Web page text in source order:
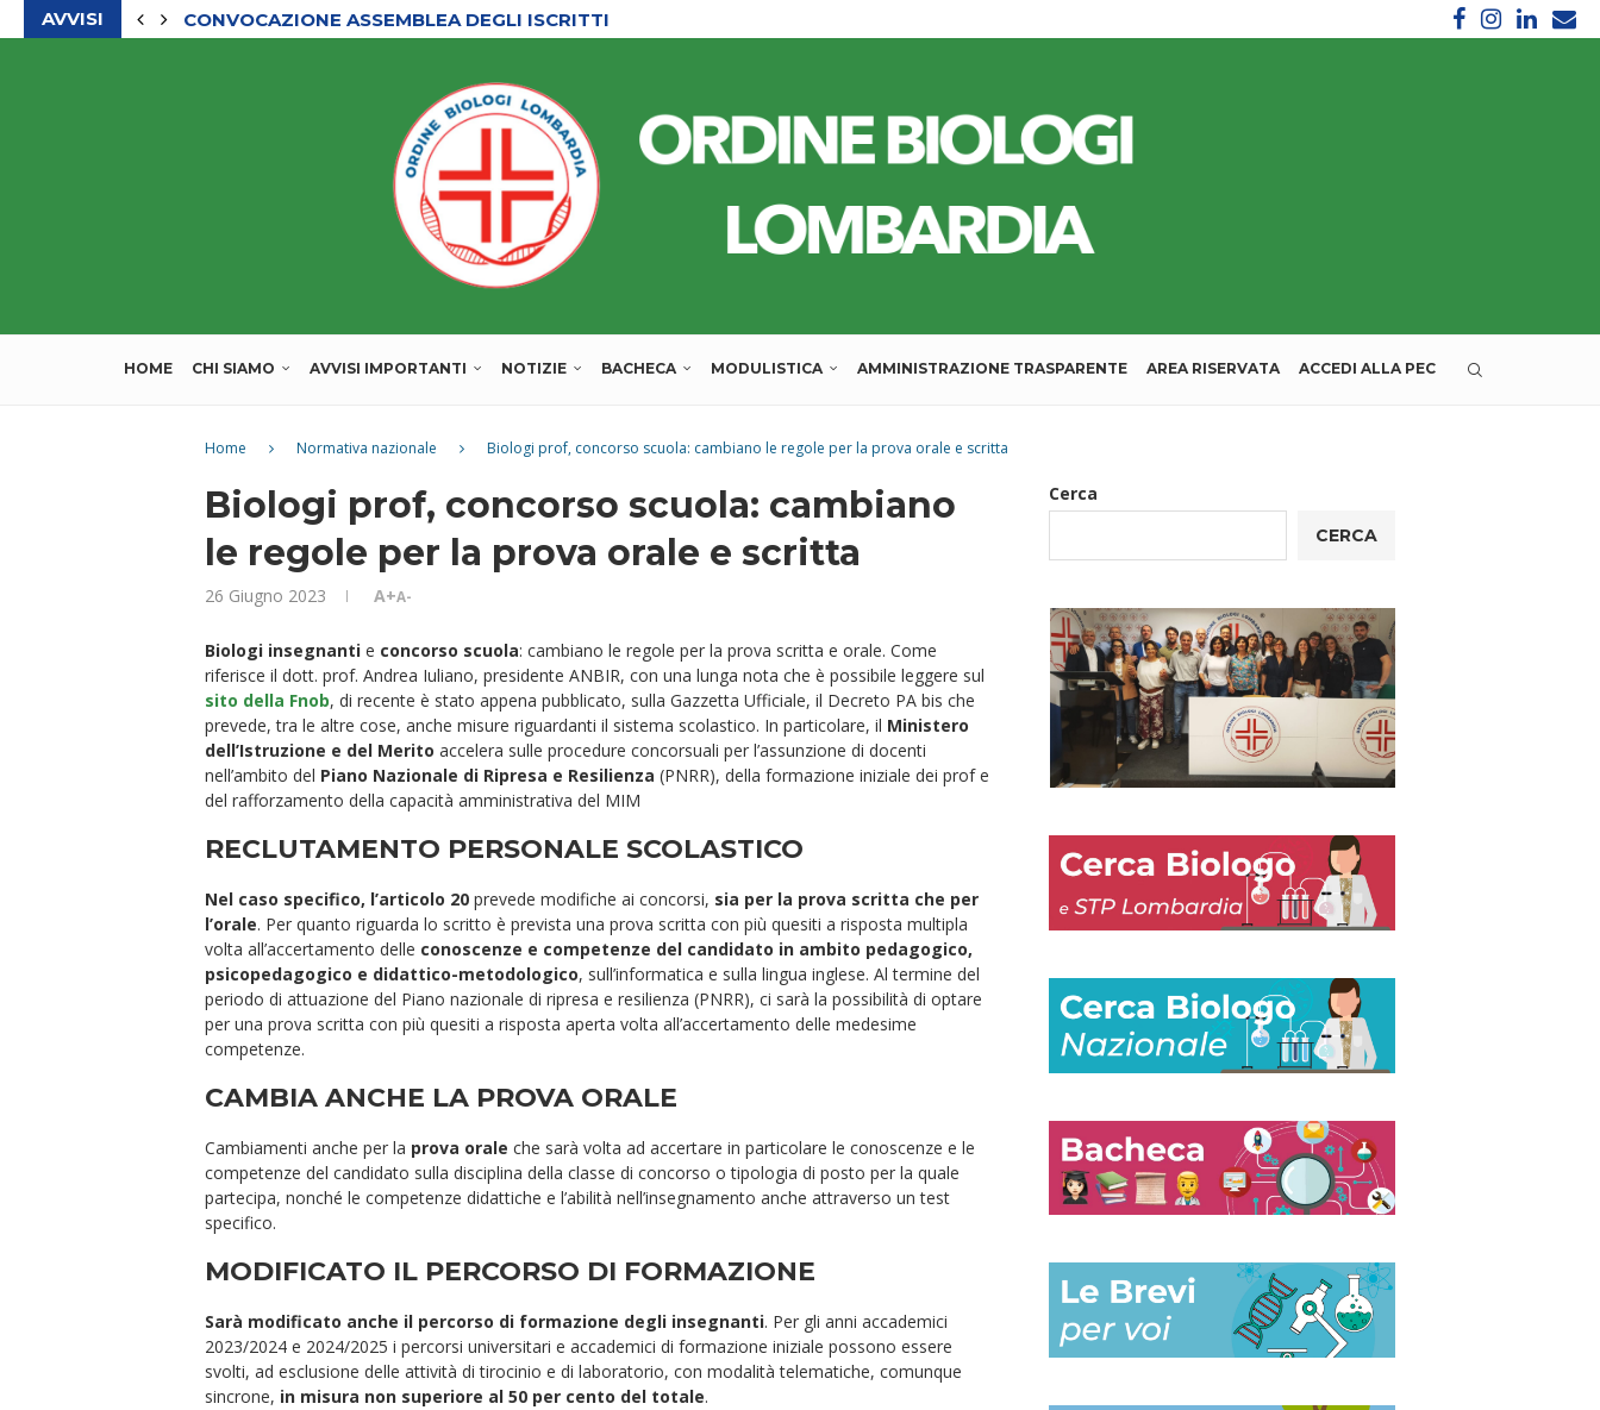
AVVISI
CHIUSURA ESTIVA DEGLI UFFICI DELL’ORDINE
HOME CHI SIAMO AVVISI IMPORTANTI NOTIZIE BACHECA MODULISTICA AMMINISTRAZIONE TRASPARENTE AREA RISERVATA ACCEDI ALLA PEC
Home Normativa nazionale Biologi prof, concorso scuola: cambiano le regole per la prova orale e scritta
Biologi prof, concorso scuola: cambiano
le regole per la prova orale e scritta
26 Giugno 2023 A+A-
Biologi insegnanti e concorso scuola: cambiano le regole per la prova scritta e orale. Come
riferisce il dott. prof. Andrea Iuliano, presidente ANBIR, con una lunga nota che è possibile leggere sul
sito della Fnob, di recente è stato appena pubblicato, sulla Gazzetta Ufficiale, il Decreto PA bis che
prevede, tra le altre cose, anche misure riguardanti il sistema scolastico. In particolare, il Ministero
dell’Istruzione e del Merito accelera sulle procedure concorsuali per l’assunzione di docenti
nell’ambito del Piano Nazionale di Ripresa e Resilienza (PNRR), della formazione iniziale dei prof e
del rafforzamento della capacità amministrativa del MIM
RECLUTAMENTO PERSONALE SCOLASTICO
Nel caso specifico, l’articolo 20 prevede modifiche ai concorsi, sia per la prova scritta che per
l’orale. Per quanto riguarda lo scritto è prevista una prova scritta con più quesiti a risposta multipla
volta all’accertamento delle conoscenze e competenze del candidato in ambito pedagogico,
psicopedagogico e didattico-metodologico, sull’informatica e sulla lingua inglese. Al termine del
periodo di attuazione del Piano nazionale di ripresa e resilienza (PNRR), ci sarà la possibilità di optare
per una prova scritta con più quesiti a risposta aperta volta all’accertamento delle medesime
competenze.
CAMBIA ANCHE LA PROVA ORALE
Cambiamenti anche per la prova orale che sarà volta ad accertare in particolare le conoscenze e le
competenze del candidato sulla disciplina della classe di concorso o tipologia di posto per la quale
partecipa, nonché le competenze didattiche e l’abilità nell’insegnamento anche attraverso un test
specifico.
MODIFICATO IL PERCORSO DI FORMAZIONE
Sarà modificato anche il percorso di formazione degli insegnanti. Per gli anni accademici
2023/2024 e 2024/2025 i percorsi universitari e accademici di formazione iniziale possono essere
svolti, ad esclusione delle attività di tirocinio e di laboratorio, con modalità telematiche, comunque
sincrone, in misura non superiore al 50 per cento del totale.
Cerca
CERCA